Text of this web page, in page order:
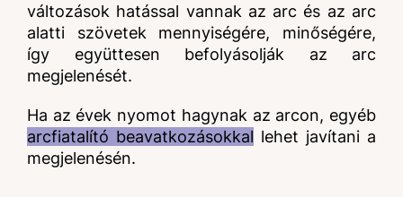
változások hatással vannak az arc és az arc
alatti szövetek mennyiségére, minőségére,
így együttesen befolyásolják az arc
megjelenését.
Ha az évek nyomot hagynak az arcon, egyéb
arcfiatalító beavatkozásokkal lehet javítani a
megjelenésén.